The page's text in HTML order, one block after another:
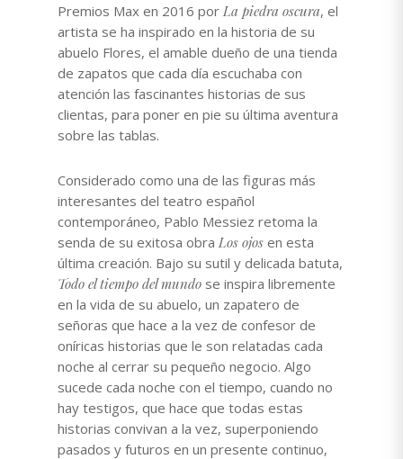
Premios Max en 2016 por La piedra oscura, el
artista se ha inspirado en la historia de su
abuelo Flores, el amable dueño de una tienda
de zapatos que cada día escuchaba con
atención las fascinantes historias de sus
clientas, para poner en pie su última aventura
sobre las tablas.
Considerado como una de las figuras más
interesantes del teatro español
contemporáneo, Pablo Messiez retoma la
senda de su exitosa obra Los ojos en esta
última creación. Bajo su sutil y delicada batuta,
Todo el tiempo del mundo se inspira libremente
en la vida de su abuelo, un zapatero de
señoras que hace a la vez de confesor de
oníricas historias que le son relatadas cada
noche al cerrar su pequeño negocio. Algo
sucede cada noche con el tiempo, cuando no
hay testigos, que hace que todas estas
historias convivan a la vez, superponiendo
pasados y futuros en un presente continuo,